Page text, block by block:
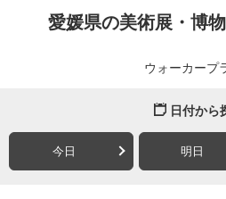
愛媛県の美術展・博
ウォーカープ
日付から
今日 明日